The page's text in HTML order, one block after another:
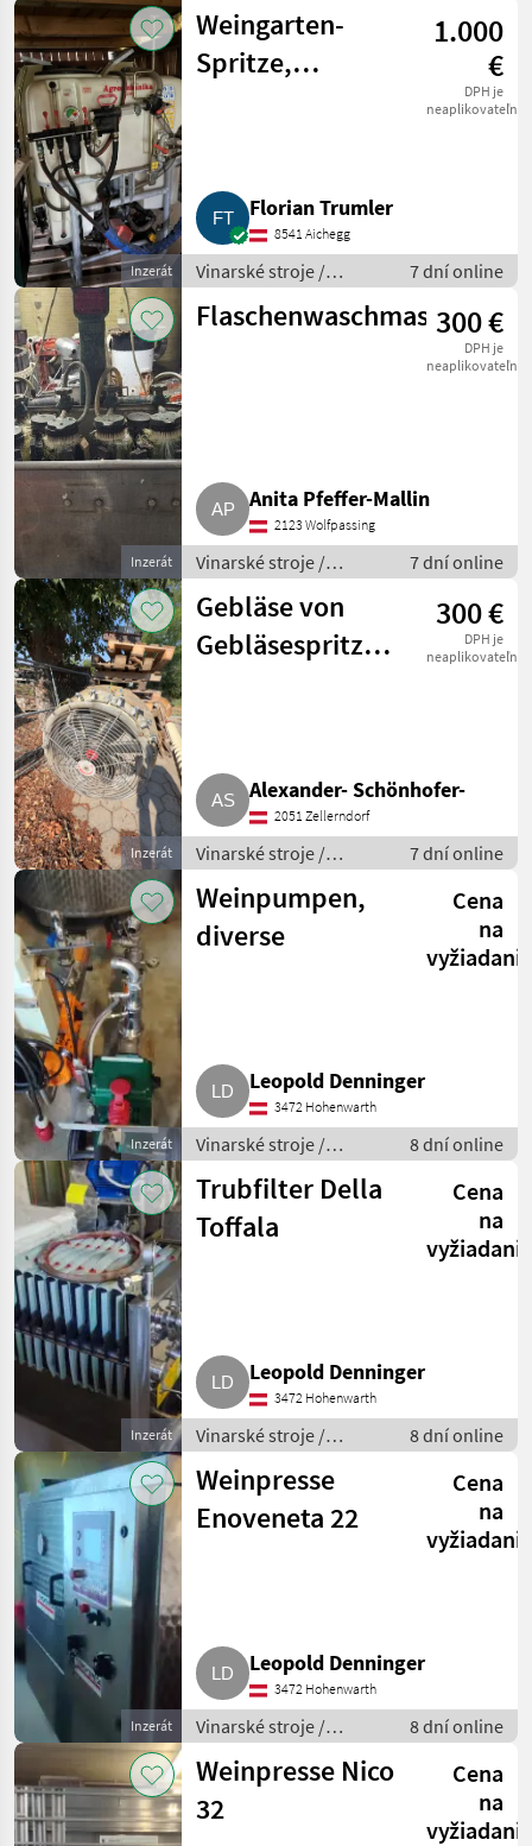
vinohradníctvo
Inzerát
Weingarten-
Spritze,
1.000
€
DPH je
neaplikovateľné
Florian Trumler
8541 Aichegg
Vinarské stroje /
Ostatné stroje na
vinohradníctvo
7 dní online
Inzerát
Flaschenwaschmaschine
300 €
DPH je
neaplikovateľné
Anita Pfeffer-Mallin
2123 Wolfpassing
Vinarské stroje /
Pivničné stroje
7 dní online
Inzerát
Gebläse von
Gebläsespritze
300 €
DPH je
neaplikovateľné
Alexander- Schönhofer-
2051 Zellerndorf
Vinarské stroje /
Ostatné stroje na
vinohradníctvo
7 dní online
Inzerát
Weinpumpen,
diverse
Cena
na
Leopold Denninger
3472 Hohenwarth
Vinarské stroje /
Pivničné stroje
8 dní online
Inzerát
Trubfilter Della
Toffala
Cena
na
Leopold Denninger
3472 Hohenwarth
Vinarské stroje /
Pivničné stroje
8 dní online
Inzerát
Weinpresse
Enoveneta 22
Cena
na
Leopold Denninger
3472 Hohenwarth
Vinarské stroje /
Pivničné stroje
8 dní online
Weinpresse Nico
32
Cena
na